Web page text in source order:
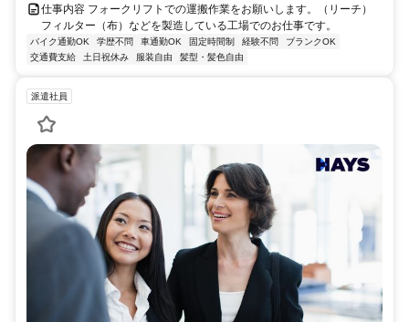
仕事内容 フォークリフトでの運搬作業をお願いします。（リーチ）
フィルター（布）などを製造している工場でのお仕事です。
バイク通勤OK 学歴不問 車通勤OK 固定時間制 経験不問
ブランクOK
交通費支給
土日祝休み 服装自由 髪型・髪色自由
派遣社員